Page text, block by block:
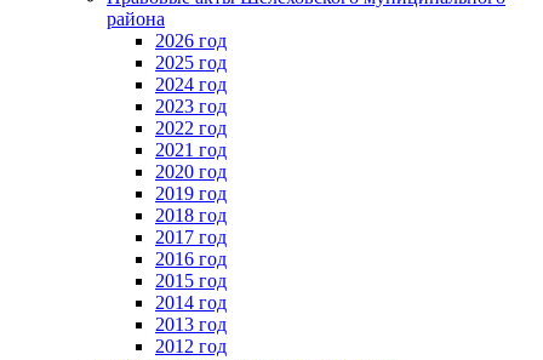
района
2026 год
2025 год
2024 год
2023 год
2022 год
2021 год
2020 год
2019 год
2018 год
2017 год
2016 год
2015 год
2014 год
2013 год
2012 год